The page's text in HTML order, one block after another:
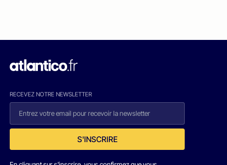
RECEVEZ NOTRE NEWSLETTER
S'INSCRIRE